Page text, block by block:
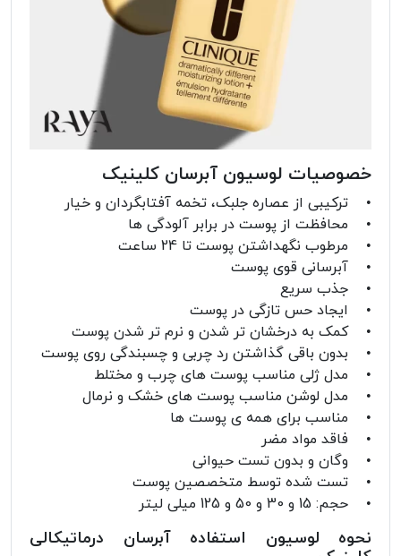
خصوصیات لوسیون آبرسان کلینیک
• ترکیبی از عصاره جلبک، تخمه آفتابگردان و خیار
• محافظت از پوست در برابر آلودگی ها
• مرطوب نگهداشتن پوست تا 24 ساعت
• آبرسانی قوی پوست
• جذب سریع
• ایجاد حس تازگی در پوست
• کمک به درخشان تر شدن و نرم تر شدن پوست
• بدون باقی گذاشتن رد چربی و چسبندگی روی پوست
• مدل ژلی مناسب پوست های چرب و مختلط
• مدل لوشن مناسب پوست های خشک و نرمال
• مناسب برای همه ی پوست ها
• فاقد مواد مضر
• وگان و بدون تست حیوانی
• تست شده توسط متخصصین پوست
• حجم: 15 و 30 و 50 و 125 میلی لیتر
نحوه لوسیون استفاده آبرسان درماتیکالی